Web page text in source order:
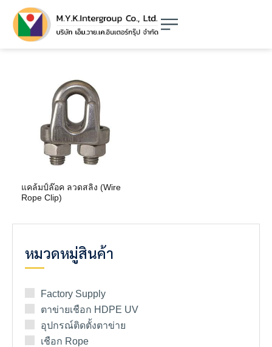
หมวดหมู่สินค้า
Factory Supply
ตาข่ายเชือก HDPE UV
อุปกรณ์ติดตั้งตาข่าย
เชือก Rope
แคล้มป์ล๊อค ลวดสลิง (Wire
Rope Clip)